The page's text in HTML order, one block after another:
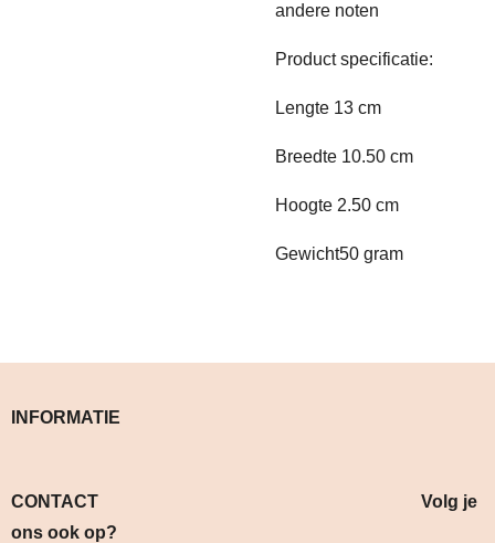
andere noten
Product specificatie:
Lengte 13 cm
Breedte 10.50 cm
Hoogte 2.50 cm
Gewicht50 gram
INFORMATIE
CONTACT Volg je
ons ook op?